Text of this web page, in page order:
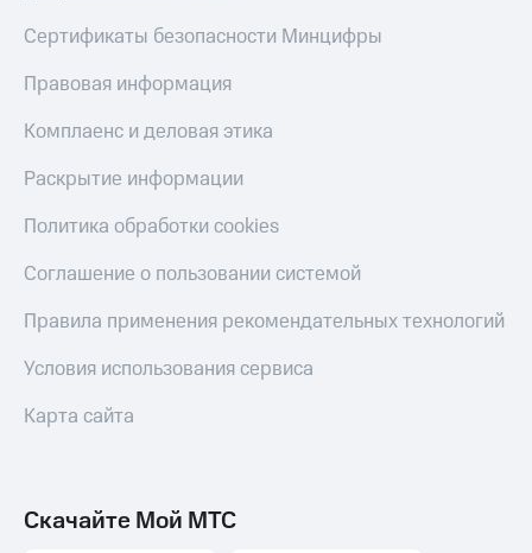
Сертификаты безопасности Минцифры
Правовая информация
Комплаенс и деловая этика
Раскрытие информации
Политика обработки cookies
Соглашение о пользовании системой
Правила применения рекомендательных технологий
Условия использования сервиса
Карта сайта
Скачайте Мой МТС